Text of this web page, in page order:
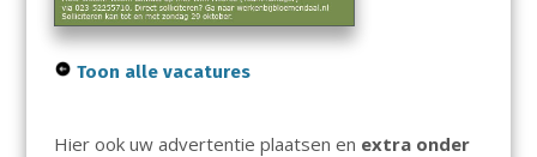
Toon alle vacatures
Hier ook uw advertentie plaatsen en extra onder